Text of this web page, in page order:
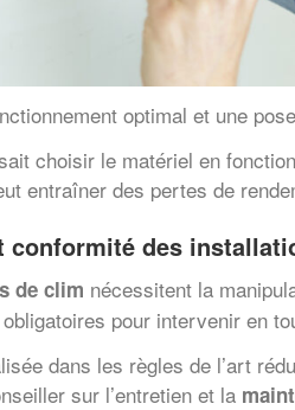
optimal et une
choisir le matériel en
entraîner des pertes de
conformité des
de clim nécessitent la
pour intervenir en
dans les règles de l’art
sur l’entretien et la